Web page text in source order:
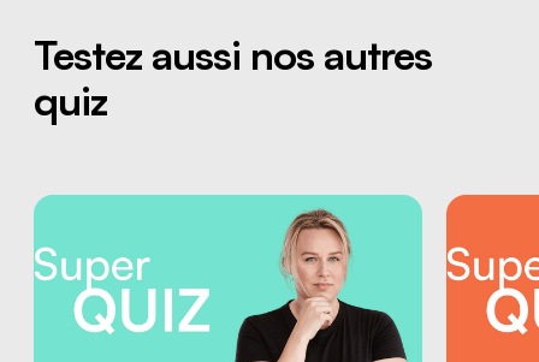
ergonomique non négligeable
Testez aussi nos autres
quiz